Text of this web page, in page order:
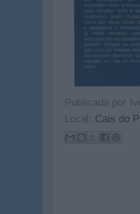
Publicada por
Local: Cais do